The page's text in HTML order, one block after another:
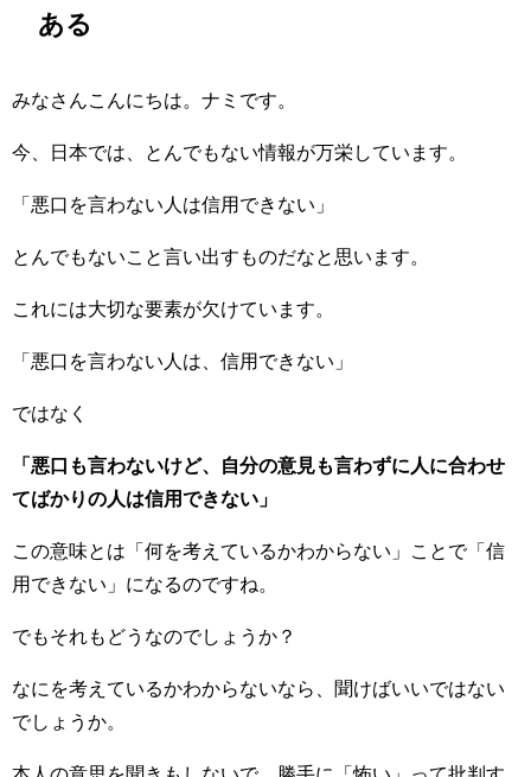
ある
みなさんこんにちは。ナミです。
今、日本では、とんでもない情報が万栄しています。
「悪口を言わない人は信用できない」
とんでもないこと言い出すものだなと思います。
これには大切な要素が欠けています。
「悪口を言わない人は、信用できない」
ではなく
「悪口も言わないけど、自分の意見も言わずに人に合わせ
てばかりの人は信用できない」
この意味とは「何を考えているかわからない」ことで「信
用できない」になるのですね。
でもそれもどうなのでしょうか？
なにを考えているかわからないなら、聞けばいいではない
でしょうか。